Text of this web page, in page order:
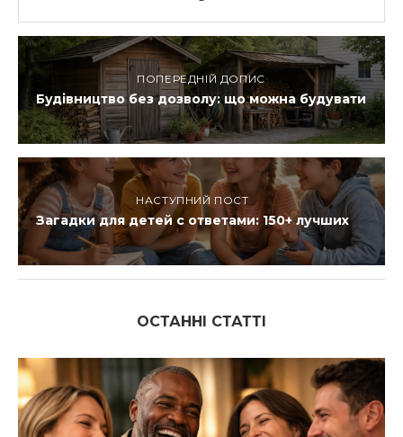
ПОПЕРЕДНІЙ ДОПИС
Будівництво без дозволу: що можна будувати
НАСТУПНИЙ ПОСТ
Загадки для детей с ответами: 150+ лучших
ОСТАННІ СТАТТІ